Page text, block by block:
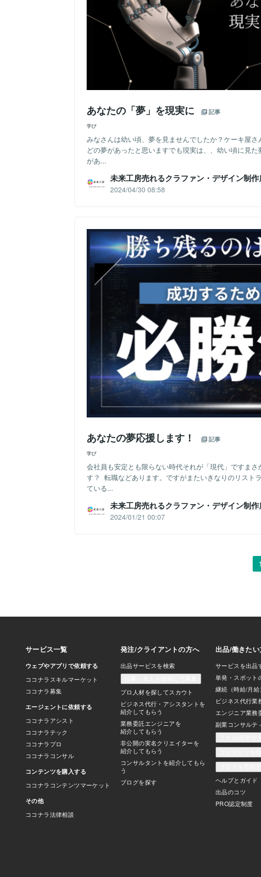
あなたの「夢」を現実に 記事
学び
みなさんは幼い頃、夢を見ませんでしたか？ケーキ屋
どの夢があったと思いますでも現実は、、幼い頃に見
があ...
未来工房売れるクラファン・デザイン制作
2024/04/30 08:58
あなたの夢応援します！ 記事
学び
会社員も安定とも限らない時代それが「現代」ですま
す？ 転職などあります。ですがまたいきなりのリスト
ている...
未来工房売れるクラファン・デザイン制作
2024/01/21 00:07
1